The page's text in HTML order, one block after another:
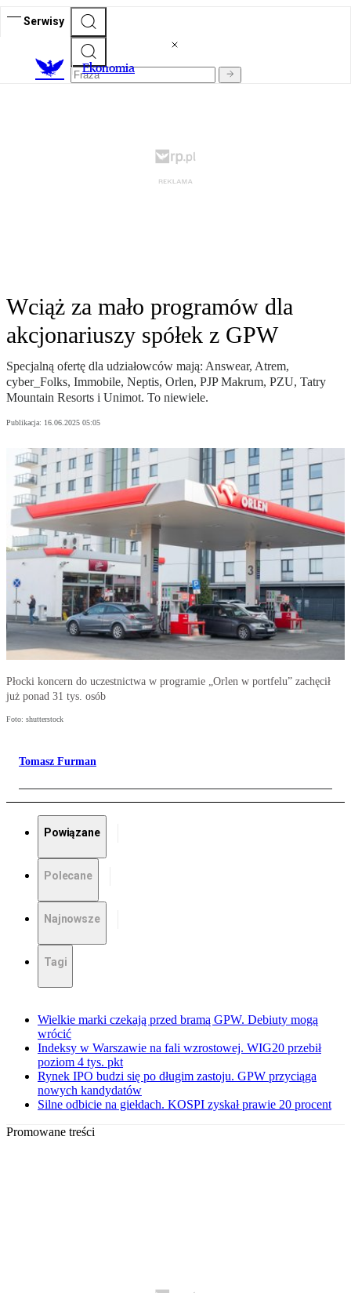
Serwisy
Ekonomia
Wciąż za mało programów dla
akcjonariuszy spółek z GPW
Specjalną ofertę dla udziałowców mają: Answear, Atrem,
cyber_Folks, Immobile, Neptis, Orlen, PJP Makrum, PZU, Tatry
Mountain Resorts i Unimot. To niewiele.
Publikacja: 16.06.2025 05:05
Płocki koncern do uczestnictwa w programie „Orlen w portfelu” zachęcił
już ponad 31 tys. osób
Foto: shutterstock
Tomasz Furman
Powiązane
Polecane
Najnowsze
Tagi
Wielkie marki czekają przed bramą GPW. Debiuty mogą
wrócić
Indeksy w Warszawie na fali wzrostowej. WIG20 przebił
poziom 4 tys. pkt
Rynek IPO budzi się po długim zastoju. GPW przyciąga
nowych kandydatów
Silne odbicie na giełdach. KOSPI zyskał prawie 20 procent
Promowane treści